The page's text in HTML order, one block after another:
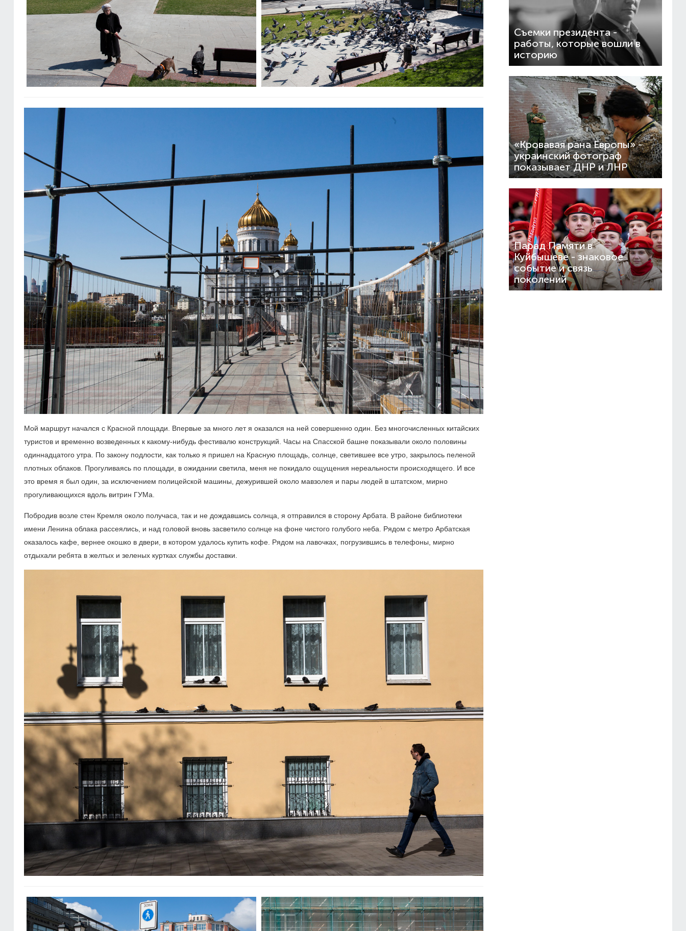
Мой маршрут начался с Красной площади. Впервые за много лет я оказался на ней совершенно один. Без многочисленных китайских
туристов и временно возведенных к какому-нибудь фестивалю конструкций. Часы на Спасской башне показывали около половины
одиннадцатого утра. По закону подлости, как только я пришел на Красную площадь, солнце, светившее все утро, закрылось пеленой
плотных облаков. Прогуливаясь по площади, в ожидании светила, меня не покидало ощущения нереальности происходящего. И все
это время я был один, за исключением полицейской машины, дежурившей около мавзолея и пары людей в штатском, мирно
прогуливающихся вдоль витрин ГУМа.
Побродив возле стен Кремля около получаса, так и не дождавшись солнца, я отправился в сторону Арбата. В районе библиотеки
имени Ленина облака рассеялись, и над головой вновь засветило солнце на фоне чистого голубого неба. Рядом с метро Арбатская
оказалось кафе, вернее окошко в двери, в котором удалось купить кофе. Рядом на лавочках, погрузившись в телефоны, мирно
отдыхали ребята в желтых и зеленых куртках службы доставки.
Съемки президента -
работы, которые вошли в
историю
«Кровавая рана Европы» -
украинский фотограф
показывает ДНР и ЛНР
Парад Памяти в
Куйбышеве - знаковое
событие и связь
поколений